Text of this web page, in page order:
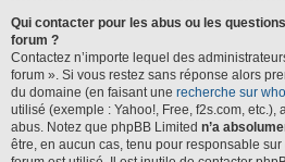
Qui contacter pour les abus ou les
forum ?
Contactez n’importe lequel des
forum ». Si vous restez sans réponse alors
du domaine (en faisant une recherche sur
utilisé (exemple : Yahoo!, Free, f2s.com,
abus. Notez que phpBB Limited n’a
être, en aucun cas, tenu pour responsable sur